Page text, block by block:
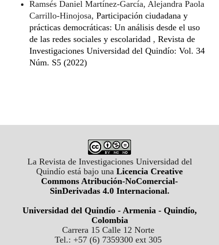
Ramsés Daniel Martínez-García, Alejandra Paola
Carrillo-Hinojosa, Participación ciudadana y
prácticas democráticas: Un análisis desde el uso
de las redes sociales y escolaridad , Revista de
Investigaciones Universidad del Quindío: Vol. 34
Núm. S5 (2022)
La Revista de Investigaciones Universidad del
Quindío está bajo una Licencia Creative
Commons Atribución-NoComercial-
SinDerivadas 4.0 Internacional.
Universidad del Quindío - Armenia - Quindío,
Colombia
Carrera 15 Calle 12 Norte
Tel.: +57 (6) 7359300 ext 305